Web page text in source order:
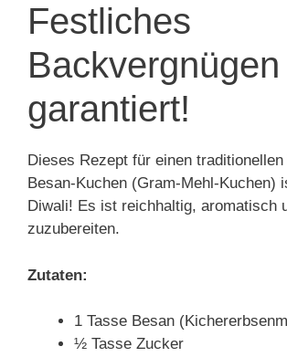
Festliches
Backvergnügen
garantiert!
Dieses Rezept für einen
Besan-Kuchen (Gram-Mehl-Kuchen)
Diwali! Es ist reichhaltig, aromatisch
zuzubereiten.
Zutaten:
1 Tasse Besan
½ Tasse Zucker